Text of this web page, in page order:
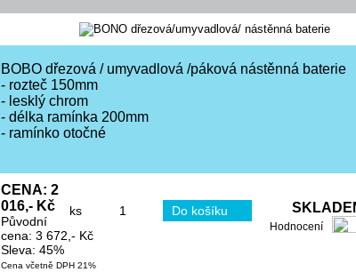
BOBO dřezová / umyvadlová /páková nástěnná baterie
- rozteč 150mm
- lesklý chrom
- délka ramínka 200mm
- ramínko otočné
Hodnocení
ks
CENA: 2
016,- Kč
Původní
cena: 3 672,- Kč
Sleva: 45%
Cena včetně DPH 21%